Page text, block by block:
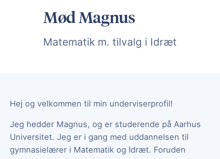
Mød Magnus
Matematik m. tilvalg i Idræt
Hej og velkommen til min underviserprofil!
Jeg hedder Magnus, og er studerende på Aarhus
Universitet. Jeg er i gang med uddannelsen til
gymnasielærer i Matematik og Idræt. Foruden